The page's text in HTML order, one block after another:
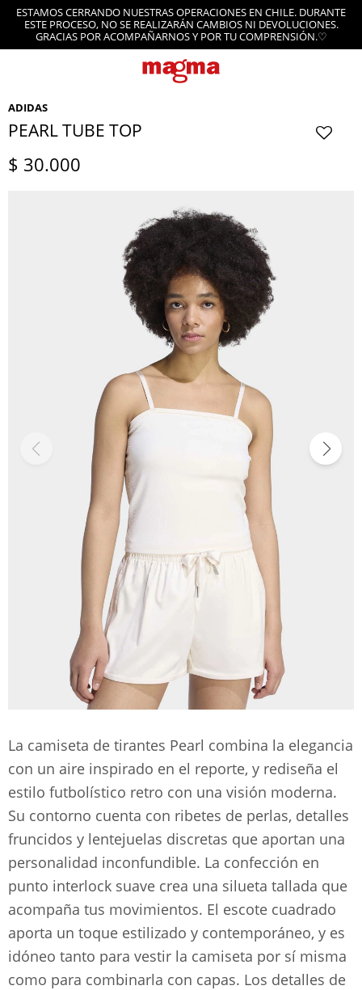
ESTAMOS CERRANDO NUESTRAS OPERACIONES EN CHILE. DURANTE
ESTE PROCESO, NO SE REALIZARÁN CAMBIOS NI DEVOLUCIONES.
GRACIAS POR ACOMPAÑARNOS Y POR TU COMPRENSIÓN.♡
ADIDAS
PEARL TUBE TOP
$ 30.000
La camiseta de tirantes Pearl combina la elegancia
con un aire inspirado en el reporte, y rediseña el
estilo futbolístico retro con una visión moderna.
Su contorno cuenta con ribetes de perlas, detalles
fruncidos y lentejuelas discretas que aportan una
personalidad inconfundible. La confección en
punto interlock suave crea una silueta tallada que
acompaña tus movimientos. El escote cuadrado
aporta un toque estilizado y contemporáneo, y es
idóneo tanto para vestir la camiseta por sí misma
como para combinarla con capas. Los detalles de